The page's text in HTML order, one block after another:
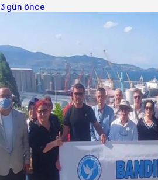
3 gün önce